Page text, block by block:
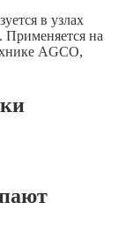
в узлах
Применяется на
AGCO,